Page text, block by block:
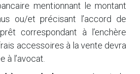
mentionnant le montant
ou/et précisant l’accord de
correspondant à l’enchère
accessoires à la vente devra
à l’avocat.